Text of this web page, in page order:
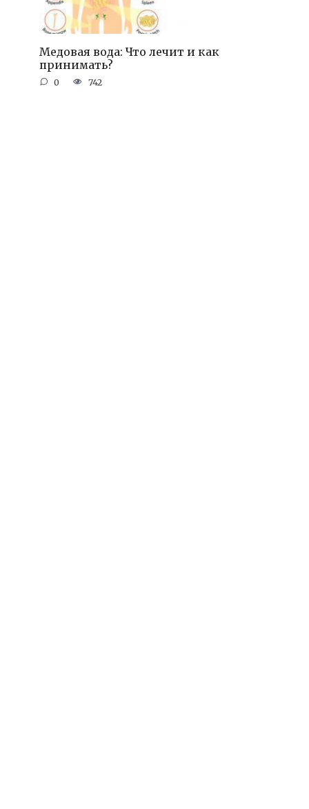
Медовая вода: Что лечит и как
принимать?
0 742